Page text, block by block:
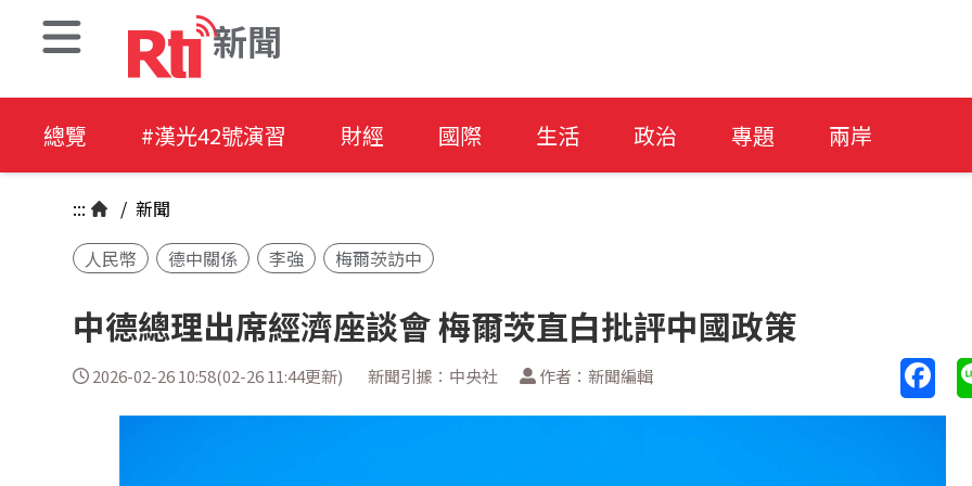
新聞
總覽 #漢光42號演習 財經 國際 生活 政治 專題 兩岸
::: / 新聞
人民幣
德中關係 李強 梅爾茨訪中
中德總理出席經濟座談會 梅爾茨直白批評中國政策
2026-02-26 10:58(02-26 11:44更新) 新聞引據：中央社 作者：新聞編輯